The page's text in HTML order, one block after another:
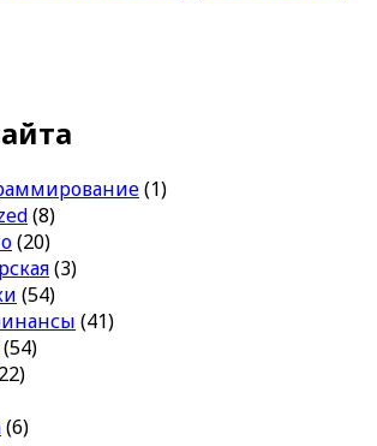
(1)
(8)
(20)
(3)
(54)
(41)
(54)
(6)